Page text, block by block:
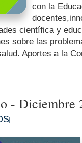
con la
científica y
sobre las
Aportes a la
- Diciembre